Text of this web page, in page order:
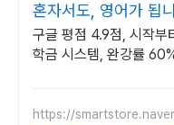
혼자서도, 영어가 됩
환급 종료
구글 평점 4.9점, 시작부
학금 시스템, 완강률
https://